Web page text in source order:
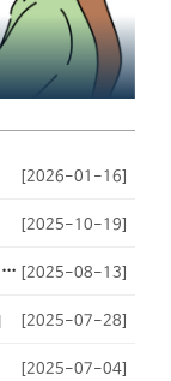
[2026-01-16]
[2025-10-19]
- 준밧드
[2025-08-13]
[2025-07-28]
[2025-07-04]